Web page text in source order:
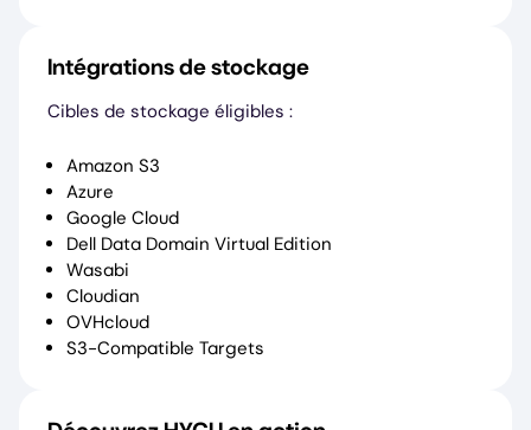
Intégrations de stockage
Cibles de stockage éligibles :
Amazon S3
Azure
Google Cloud
Dell Data Domain Virtual Edition
Wasabi
Cloudian
OVHcloud
S3-Compatible Targets